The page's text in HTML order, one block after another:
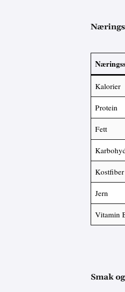
Kalorier
Protein
Fett
Kostfiber
Jern
Vitamin
Smak